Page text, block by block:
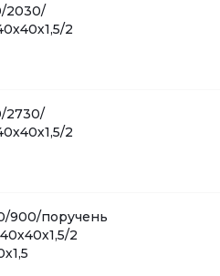
2030/
2
2730/
2
900/поручень
2